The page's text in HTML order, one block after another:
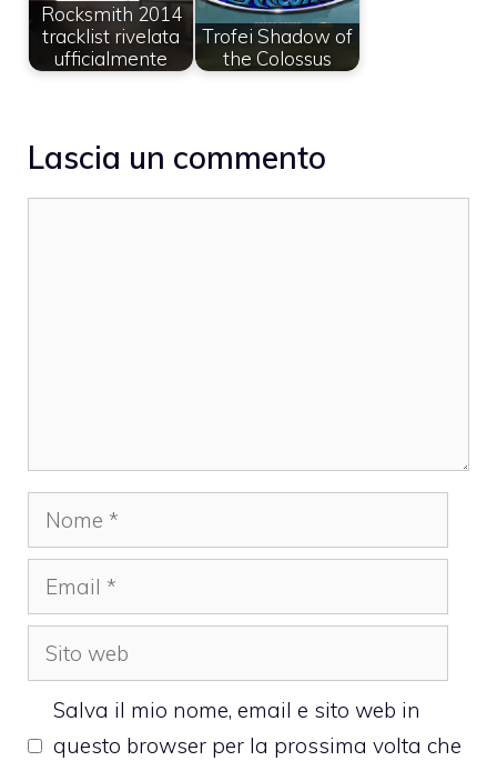
Rocksmith 2014
tracklist rivelata
ufficialmente
Trofei Shadow of
the Colossus
Lascia un commento
Nome
Email
Sito
web
Salva il mio nome, email e sito web in
questo browser per la prossima volta che